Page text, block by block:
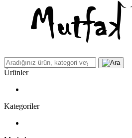
Ürünler
Kategoriler